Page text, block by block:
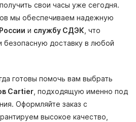
свои часы уже сегодня.
мы обеспечиваем надежную
и службу СДЭК , что
безопасную доставку в любой
готовы помочь вам выбрать
Cartier , подходящую именно под
Оформляйте заказ с
высокое качество,